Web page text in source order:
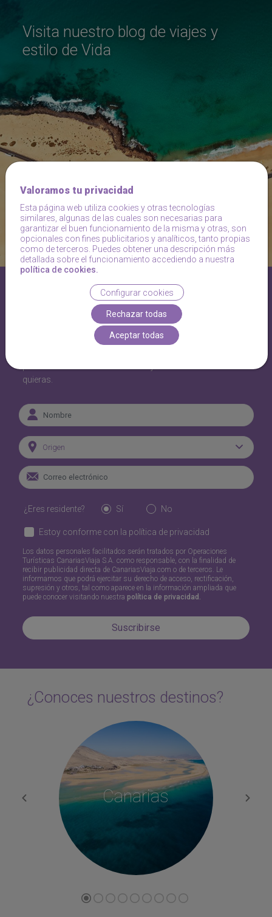
Visita nuestro blog de viajes y
estilo de Vida
Visitar Blog
¡Quiero recibir ofertas en mi
correo electrónico!
quieras.
Origen
¿Eres residente? Sí No
Estoy conforme con la política de privacidad
Los datos personales facilitados serán tratados por Operaciones
Turísticas CanariasViaja S.A. como responsable, con la finalidad de
recibir publicidad directa de CanariasViaja.com o de terceros. Le
informamos que podrá ejercitar su derecho de acceso, rectificación,
supresión y otros, tal como aparece en la información ampliada que
puede conocer visitando nuestra política de privacidad.
Suscribirse
¿Conoces nuestros destinos?
Canarias
Previous Next
Valoramos tu privacidad
Esta página web utiliza cookies y otras tecnologías
similares, algunas de las cuales son necesarias para
garantizar el buen funcionamiento de la misma y otras, son
opcionales con fines publicitarios y analíticos, tanto propias
como de terceros. Puedes obtener una descripción más
detallada sobre el funcionamiento accediendo a nuestra
política de cookies.
Configurar cookies
Rechazar todas
Aceptar todas